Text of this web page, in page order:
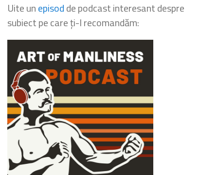
Uite unepisodde podcast interesant despre
subiect pe care ți-l recomandăm: